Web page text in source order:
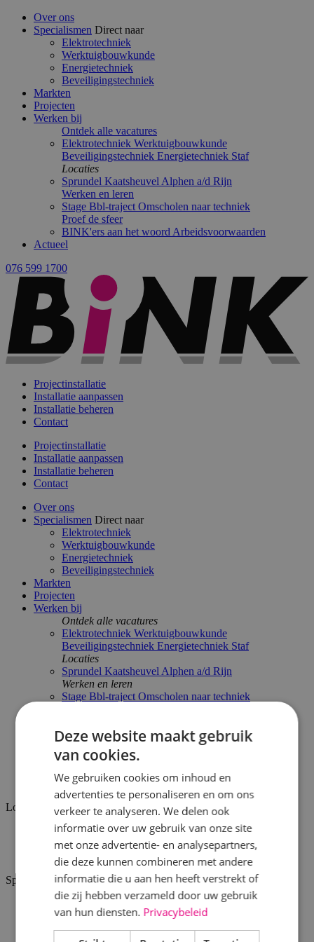
Over ons
Specialismen Direct naar
Elektrotechniek
Werktuigbouwkunde
Energietechniek
Beveiligingstechniek
Markten
Projecten
Werken bij
Ontdek alle vacatures
Elektrotechniek Werktuigbouwkunde
Beveiligingstechniek Energietechniek Staf
Locaties
Sprundel Kaatsheuvel Alphen a/d Rijn
Werken en leren
Stage Bbl-traject Omscholen naar techniek
Proef de sfeer
BINK'ers aan het woord Arbeidsvoorwaarden
Actueel
076 599 1700
Projectinstallatie
Installatie aanpassen
Installatie beheren
Contact
Projectinstallatie
Installatie aanpassen
Installatie beheren
Contact
Over ons
Specialismen Direct naar
Elektrotechniek
Werktuigbouwkunde
Energietechniek
Beveiligingstechniek
Markten
Projecten
Werken bij
Ontdek alle vacatures
Elektrotechniek Werktuigbouwkunde
Beveiligingstechniek Energietechniek Staf
Locaties
Sprundel Kaatsheuvel Alphen a/d Rijn
Werken en leren
Stage Bbl-traject Omscholen naar techniek
Actueel
BINK
Vacatures
Locatie
Alphen a/d Rijn
Kaatsheuvel
Sprundel
Specialisme
Beveiligingstechniek
Elektrotechniek
Energietechniek
Deze website maakt gebruik
van cookies.
We gebruiken cookies om inhoud en
advertenties te personaliseren en om ons
verkeer te analyseren. We delen ook
informatie over uw gebruik van onze site
met onze advertentie- en analysepartners,
die deze kunnen combineren met andere
informatie die u aan hen heeft verstrekt of
die zij hebben verzameld door uw gebruik
van hun diensten. Privacybeleid